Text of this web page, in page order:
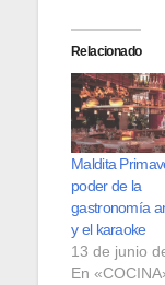
Relacionado
Maldita
poder de la
gastronomía
y el karaoke
13 de junio
En